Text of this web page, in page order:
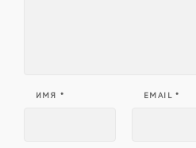
ИМЯ * EMAIL*